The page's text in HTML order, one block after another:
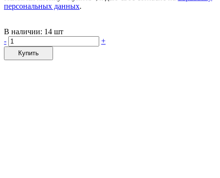
персональных данных.
В наличии: 14 шт
-
+
Купить